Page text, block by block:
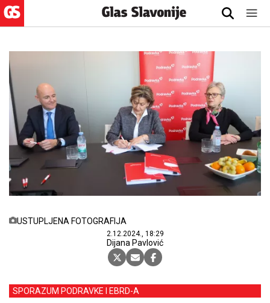
USTUPLJENA FOTOGRAFIJA
2.12.2024., 18:29
Dijana Pavlović
SPORAZUM PODRAVKE I EBRD-A